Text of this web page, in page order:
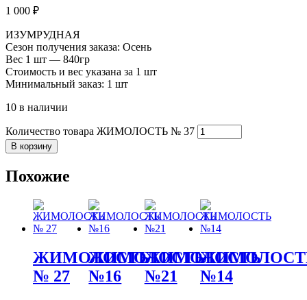
1 000 ₽
ИЗУМРУДНАЯ
Сезон получения заказа: Осень
Вес 1 шт — 840гр
Стоимость и вес указана за 1 шт
Минимальный заказ: 1 шт
10 в наличии
Количество товара ЖИМОЛОСТЬ № 37
В корзину
Похожие
ЖИМОЛОСТЬ
№ 27
ЖИМОЛОСТЬ
№16
ЖИМОЛОСТЬ
№21
№14